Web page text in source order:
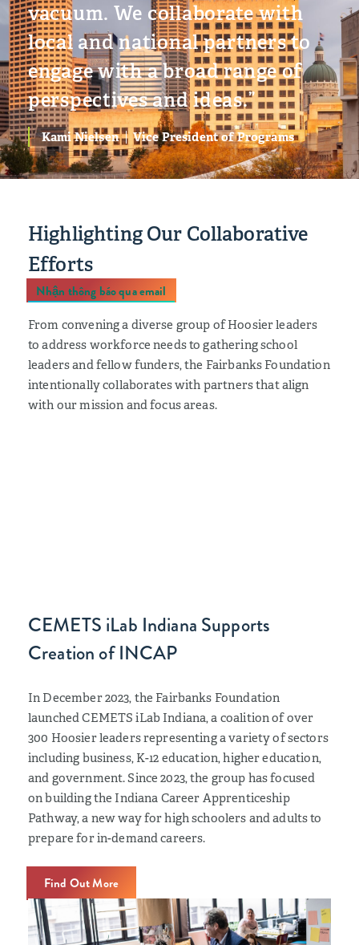
vacuum. We collaborate with
local and national partners to
engage with a broad range of
perspectives and ideas.”
Kami Nielsen Vice President of Programs
Highlighting Our Collaborative
Efforts
Nhận thông báo qua email
From convening a diverse group of Hoosier leaders
to address workforce needs to gathering school
leaders and fellow funders, the Fairbanks Foundation
intentionally collaborates with partners that align
with our mission and focus areas.
CEMETS iLab Indiana Supports
Creation of INCAP
In December 2023, the Fairbanks Foundation
launched CEMETS iLab Indiana, a coalition of over
300 Hoosier leaders representing a variety of sectors
including business, K-12 education, higher education,
and government. Since 2023, the group has focused
on building the Indiana Career Apprenticeship
Pathway, a new way for high schoolers and adults to
prepare for in-demand careers.
Find Out More